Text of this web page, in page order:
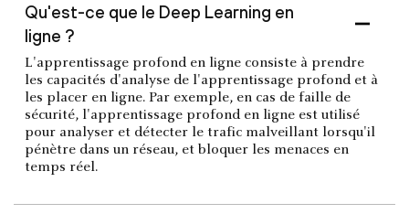
Qu'est-ce que le Deep Learning en
ligne ?
L'apprentissage profond en ligne consiste à prendre
les capacités d'analyse de l'apprentissage profond et à
les placer en ligne. Par exemple, en cas de faille de
sécurité, l'apprentissage profond en ligne est utilisé
pour analyser et détecter le trafic malveillant lorsqu'il
pénètre dans un réseau, et bloquer les menaces en
temps réel.